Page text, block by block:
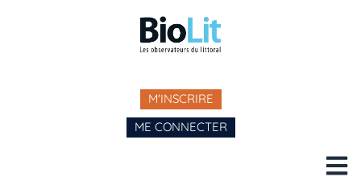
M'INSCRIRE
ME CONNECTER